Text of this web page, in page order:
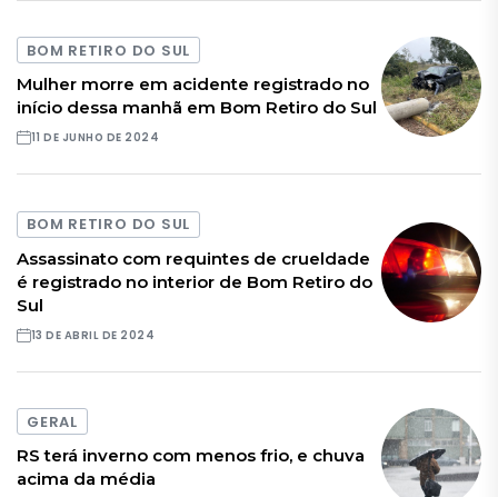
BOM RETIRO DO SUL
Mulher morre em acidente registrado no
início dessa manhã em Bom Retiro do Sul
11 DE JUNHO DE 2024
BOM RETIRO DO SUL
Assassinato com requintes de crueldade
é registrado no interior de Bom Retiro do
Sul
13 DE ABRIL DE 2024
GERAL
RS terá inverno com menos frio, e chuva
acima da média